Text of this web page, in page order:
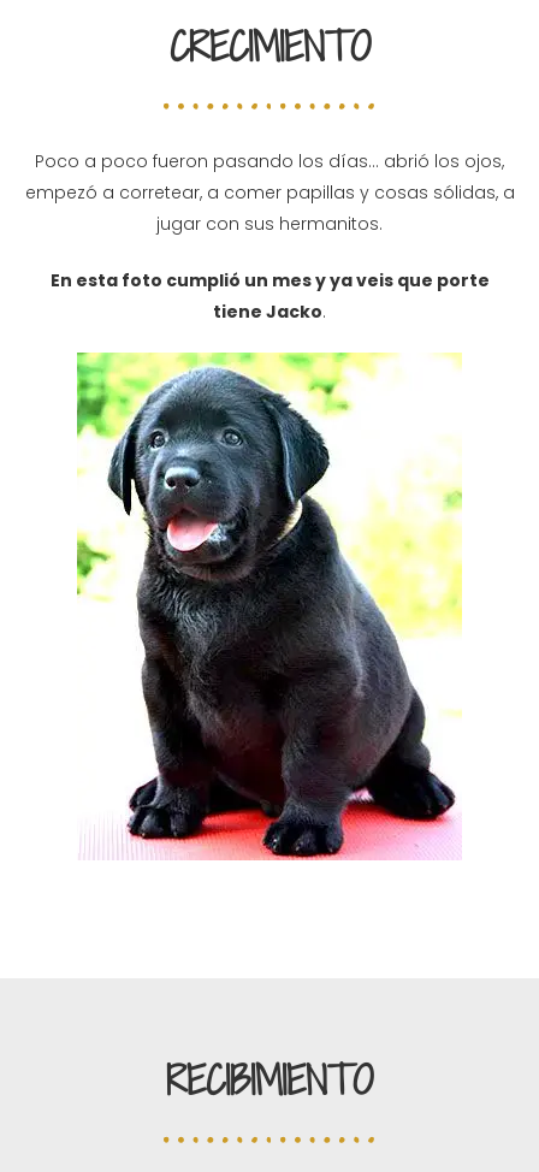
CRECIMIENTO
Poco a poco fueron pasando los días… abrió los ojos,
empezó a corretear, a comer papillas y cosas sólidas, a
jugar con sus hermanitos.
En esta foto cumplió un mes y ya veis que porte
tiene Jacko.
RECIBIMIENTO